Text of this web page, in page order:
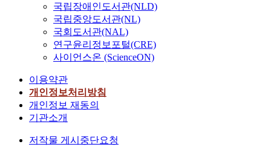
국립장애인도서관(NLD)
국립중앙도서관(NL)
국회도서관(NAL)
연구윤리정보포털(CRE)
사이언스온 (ScienceON)
이용약관
개인정보처리방침
개인정보 재동의
기관소개
저작물 게시중단요청